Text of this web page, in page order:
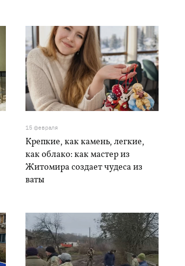
15 февраля
Крепкие, как камень, легкие,
как облако: как мастер из
Житомира создает чудеса из
ваты